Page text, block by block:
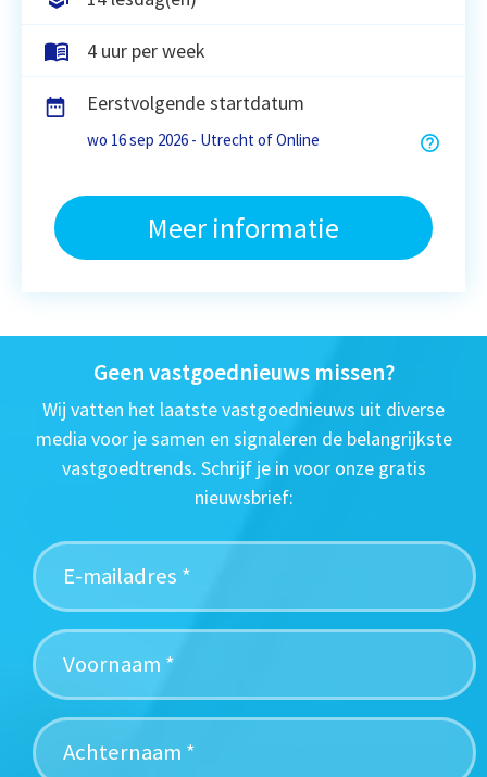
4 uur per week
Eerstvolgende startdatum
wo 16 sep 2026 - Utrecht of Online
Meer informatie
Geen vastgoednieuws missen?
Wij vatten het laatste vastgoednieuws uit diverse
media voor je samen en signaleren de belangrijkste
vastgoedtrends. Schrijf je in voor onze gratis
nieuwsbrief: